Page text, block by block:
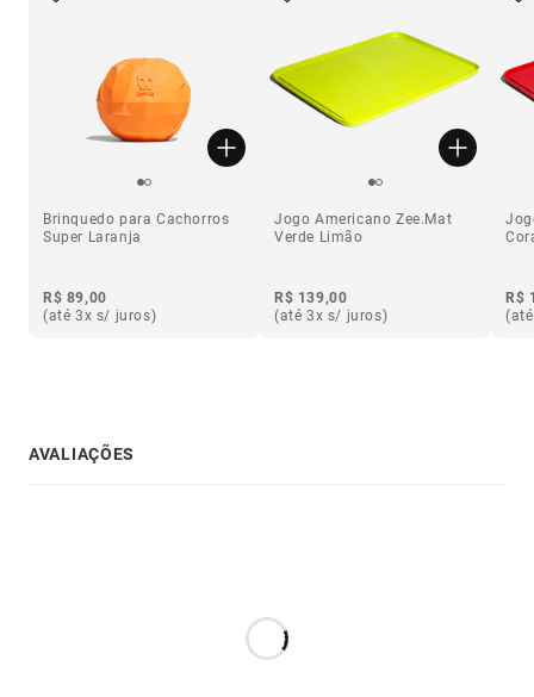
Brinquedo para Cachorros
Super Laranja
R$ 89,00
(até 3x s/ juros)
Jogo Americano Zee.Mat
Verde Limão
R$ 139,00
(até 3x s/ juros)
R$
AVALIAÇÕES